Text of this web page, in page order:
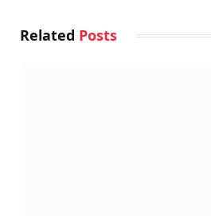
Related Posts